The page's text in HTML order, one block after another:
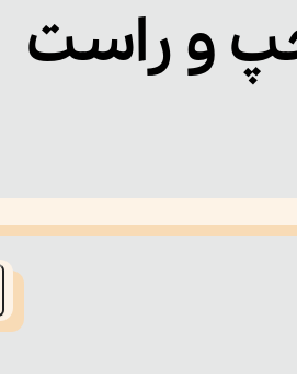
و راست